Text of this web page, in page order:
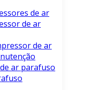
de ar
de ar
de ar
ar parafuso